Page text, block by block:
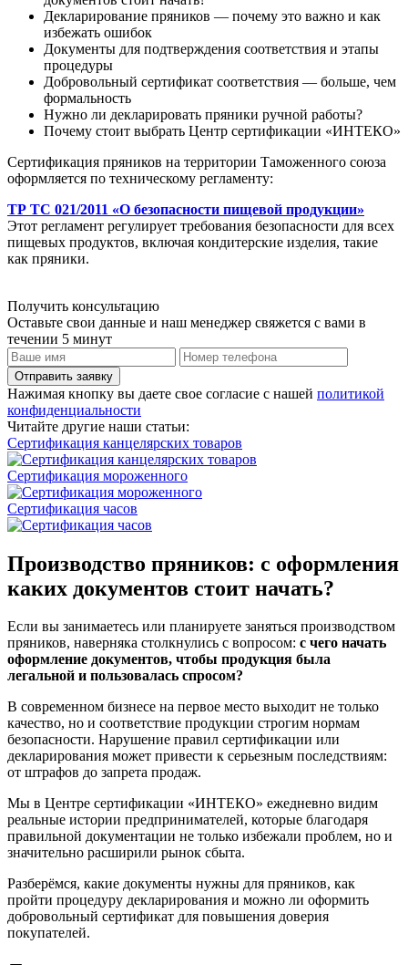
Декларирование пряников — почему это важно и как
избежать ошибок
Документы для подтверждения соответствия и этапы
процедуры
Добровольный сертификат соответствия — больше, чем
формальность
Нужно ли декларировать пряники ручной работы?
Почему стоит выбрать Центр сертификации «ИНТЕКО»
Сертификация пряников на территории Таможенного союза
оформляется по техническому регламенту:
ТР ТС 021/2011 «О безопасности пищевой продукции»
Этот регламент регулирует требования безопасности для всех
пищевых продуктов, включая кондитерские изделия, такие
как пряники.
Получить консультацию
Оставьте свои данные и наш менеджер свяжется с вами в
течении 5 минут
Отправить заявку
Нажимая кнопку вы даете свое согласие с нашей политикой
конфиденциальности
Читайте другие наши статьи:
Сертификация канцелярских товаров
Сертификация мороженного
Сертификация часов
Производство пряников: с оформления
каких документов стоит начать?
Если вы занимаетесь или планируете заняться производством
пряников, наверняка столкнулись с вопросом: с чего начать
оформление документов, чтобы продукция была
легальной и пользовалась спросом?
В современном бизнесе на первое место выходит не только
качество, но и соответствие продукции строгим нормам
безопасности. Нарушение правил сертификации или
декларирования может привести к серьезным последствиям:
от штрафов до запрета продаж.
Мы в Центре сертификации «ИНТЕКО» ежедневно видим
реальные истории предпринимателей, которые благодаря
правильной документации не только избежали проблем, но и
значительно расширили рынок сбыта.
Разберёмся, какие документы нужны для пряников, как
пройти процедуру декларирования и можно ли оформить
добровольный сертификат для повышения доверия
покупателей.